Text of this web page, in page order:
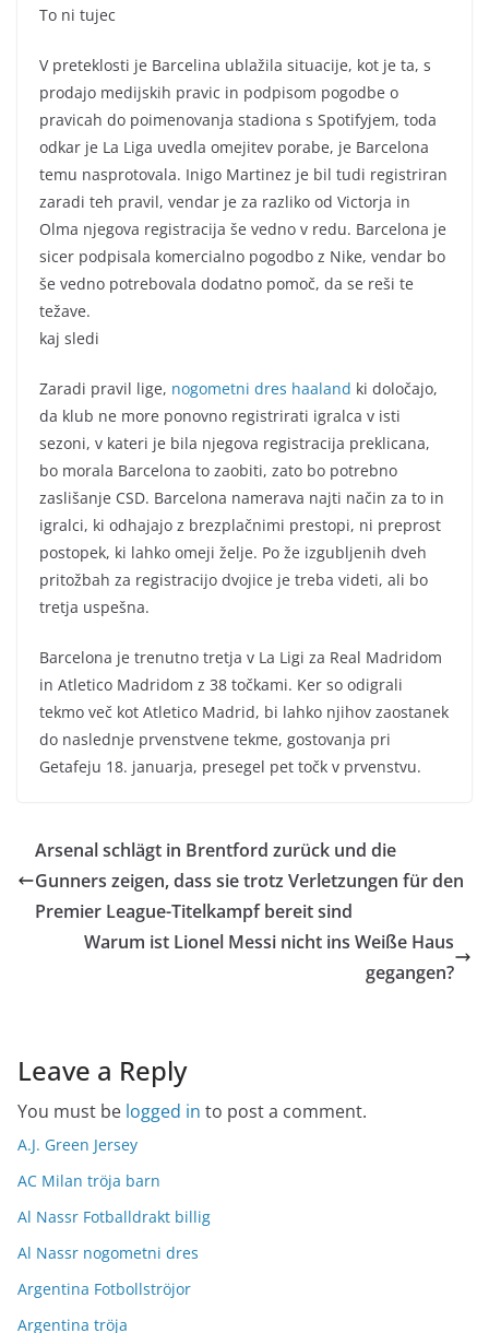
To ni tujec
V preteklosti je Barcelina ublažila situacije, kot je ta, s
prodajo medijskih pravic in podpisom pogodbe o
pravicah do poimenovanja stadiona s Spotifyjem, toda
odkar je La Liga uvedla omejitev porabe, je Barcelona
temu nasprotovala. Inigo Martinez je bil tudi registriran
zaradi teh pravil, vendar je za razliko od Victorja in
Olma njegova registracija še vedno v redu. Barcelona je
sicer podpisala komercialno pogodbo z Nike, vendar bo
še vedno potrebovala dodatno pomoč, da se reši te
težave.
kaj sledi
Zaradi pravil lige, nogometni dres haaland ki določajo,
da klub ne more ponovno registrirati igralca v isti
sezoni, v kateri je bila njegova registracija preklicana,
bo morala Barcelona to zaobiti, zato bo potrebno
zaslišanje CSD. Barcelona namerava najti način za to in
igralci, ki odhajajo z brezplačnimi prestopi, ni preprost
postopek, ki lahko omeji želje. Po že izgubljenih dveh
pritožbah za registracijo dvojice je treba videti, ali bo
tretja uspešna.
Barcelona je trenutno tretja v La Ligi za Real Madridom
in Atletico Madridom z 38 točkami. Ker so odigrali
tekmo več kot Atletico Madrid, bi lahko njihov zaostanek
do naslednje prvenstvene tekme, gostovanja pri
Getafeju 18. januarja, presegel pet točk v prvenstvu.
Arsenal schlägt in Brentford zurück und die
Gunners zeigen, dass sie trotz Verletzungen für den
Premier League-Titelkampf bereit sind
Warum ist Lionel Messi nicht ins Weiße Haus
gegangen?
Leave a Reply
You must be logged in to post a comment.
A.J. Green Jersey
AC Milan tröja barn
Al Nassr Fotballdrakt billig
Al Nassr nogometni dres
Argentina Fotbollströjor
Argentina tröja